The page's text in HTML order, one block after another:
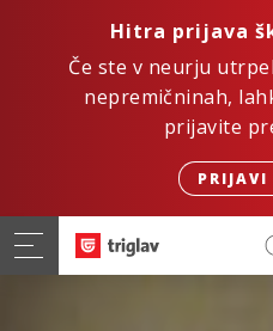
Hitra prijava
Če ste v neurju
nepremičninah,
prijavite
PRIJAVI